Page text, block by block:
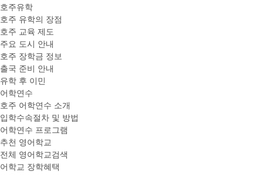
호주유학
호주 유학의 장점
호주 교육 제도
주요 도시 안내
호주 장학금 정보
출국 준비 안내
유학 후 이민
어학연수
호주 어학연수 소개
입학수속절차 및 방법
어학연수 프로그램
추천 영어학교
전체 영어학교검색
어학교 장학혜택